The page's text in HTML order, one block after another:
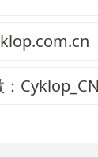
Cyklop_CN